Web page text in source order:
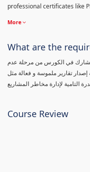
professional certificates like
More
What are the
نقل المشارك في الكورس من مرحلة عدم
تقارير ملموسة و فعالة مثل
Course Review